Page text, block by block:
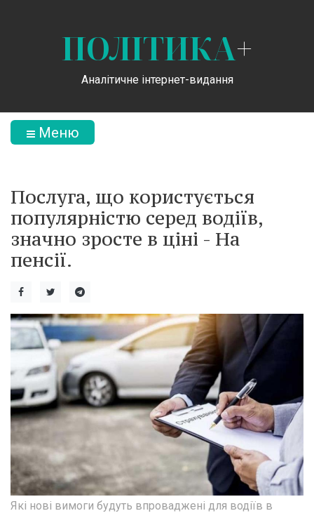
ПОЛІТИКА+
Аналітичне інтернет-видання
Меню
Послуга, що користується
популярністю серед водіїв,
значно зросте в ціні - На
пенсії.
Які нові вимоги будуть впроваджені для водіїв в